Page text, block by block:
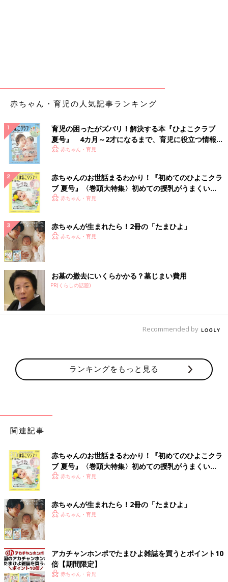
赤ちゃん・育児の人気記事ランキング
育児の困ったがズバリ！解決する本『ひよこクラブ
夏号』 4カ月～2才になるまで、育児に役立つ情報が
いっぱい！
赤ちゃん・育児
赤ちゃんのお世話まるわかり！『初めてのひよこクラ
ブ 夏号』〈巻頭大特集〉初めての授乳がうまくい
く！ おっぱい・ミルクの基本と夏のトラブル 解決テ
赤ちゃん・育児
赤ちゃんが生まれたら！2冊の「たまひよ」
赤ちゃん・育児
お墓の撤去にいくらかかる？墓じまい費用
PR(くらしの話題)
Recommended by
ランキングをもっと見る
関連記事
赤ちゃんのお世話まるわかり！『初めてのひよこクラ
ブ 夏号』〈巻頭大特集〉初めての授乳がうまくい
く！ おっぱい・ミルクの基本と夏のトラブル 解決テ
赤ちゃん・育児
赤ちゃんが生まれたら！2冊の「たまひよ」
赤ちゃん・育児
アカチャンホンポでたまひよ雑誌を買うとポイント10
倍【期間限定】
赤ちゃん・育児